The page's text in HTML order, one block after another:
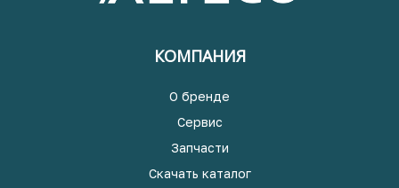
КОМПАНИЯ
О бренде
Сервис
Запчасти
Скачать каталог